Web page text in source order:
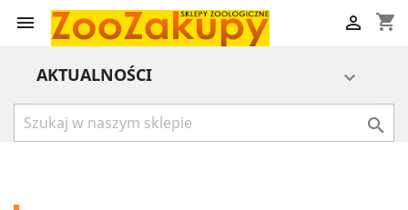
 shopping_cart

AKTUALNOŚCI 
